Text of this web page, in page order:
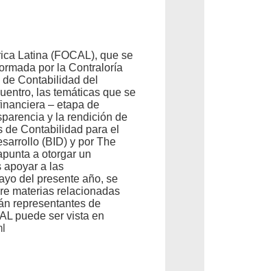
Latina (FOCAL), que se
por la Contraloría
Contabilidad del
las temáticas que se
– etapa de
y la rendición de
Contabilidad para el
(BID) y por The
a otorgar un
apoyar a las
del presente año, se
materias relacionadas
representantes de
puede ser vista en